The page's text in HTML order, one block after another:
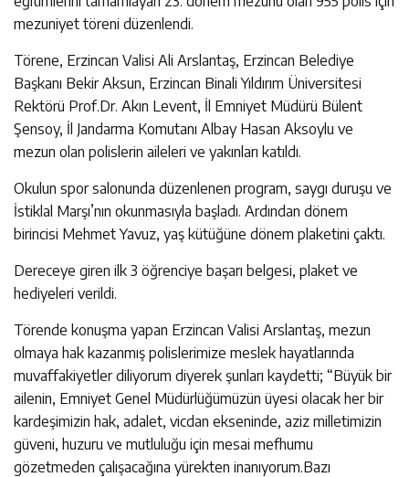
mezuniyet töreni düzenlendi.
Törene, Erzincan Valisi Ali Arslantaş, Erzincan Belediye
Başkanı Bekir Aksun, Erzincan Binali Yıldırım Üniversitesi
Rektörü Prof.Dr. Akın Levent, İl Emniyet Müdürü Bülent
Şensoy, İl Jandarma Komutanı Albay Hasan Aksoylu ve
mezun olan polislerin aileleri ve yakınları katıldı.
Okulun spor salonunda düzenlenen program, saygı duruşu ve
İstiklal Marşı’nın okunmasıyla başladı. Ardından dönem
birincisi Mehmet Yavuz, yaş kütüğüne dönem plaketini çaktı.
Dereceye giren ilk 3 öğrenciye başarı belgesi, plaket ve
hediyeleri verildi.
Törende konuşma yapan Erzincan Valisi Arslantaş, mezun
olmaya hak kazanmış polislerimize meslek hayatlarında
muvaffakiyetler diliyorum diyerek şunları kaydetti; “Büyük bir
ailenin, Emniyet Genel Müdürlüğümüzün üyesi olacak her bir
kardeşimizin hak, adalet, vicdan ekseninde, aziz milletimizin
güveni, huzuru ve mutluluğu için mesai mefhumu
gözetmeden çalışacağına yürekten inanıyorum.Bazı